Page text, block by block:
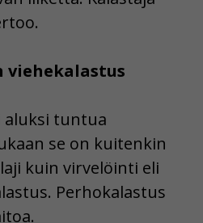
viehekalastus
aluksi tuntua
se on kuitenkin
kuin virvelöinti eli
Perhokalastus